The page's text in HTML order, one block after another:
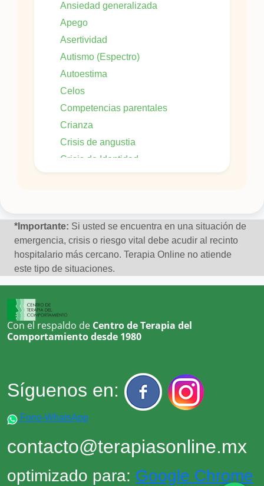
Ansiedad generalizada
Apego
Asertividad
Autismo (Espectro)
Autoestima
Celos
Competencias parentales
Crianza
Crisis de angustia
Crisis de Identidad
DepresiÃ³n
DepresiÃ³n Postparto
EstrÃ©s
FrustraciÃ³n
GÃ©nero e identidad
Irritabilidad
Miedo
*Importante: Si usted se encuentra en una situación de
emergencia, crisis o riesgo vital debe acudir al recinto
hospitalario más cercano. Terapia Online no atiende
este tipo de situaciones.
Con el respaldo de Centro de Terapia del
Comportamiento desde 1980
Síguenos en:
Fono-WhatsApp
contacto@terapiasonline.mx
optimizado para: Google Chrome